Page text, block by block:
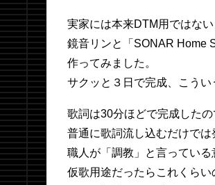
実家には本来DTM用ではな
鏡音リンと「SONAR Home
作ってみました。
サクッと３日で完成、こうい
歌詞は30分ほどで完成した
普通に歌詞流し込むだけでは
職人が「調教」と言っている
仮歌用途だったらこれくらい